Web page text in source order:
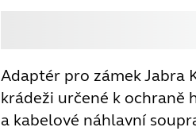
Adaptér pro zámek Jabra
krádeži určené k ochraně
a kabelové náhlavní